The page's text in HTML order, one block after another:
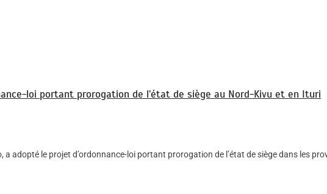
loi portant prorogation de l’état de siège au Nord-Kivu et en Ituri
adopté le projet d’ordonnance-loi portant prorogation de l’état de siège dans les